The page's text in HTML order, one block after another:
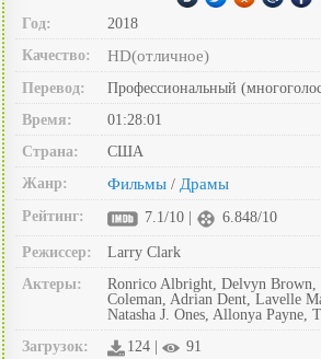
Год:
2018
Качество:
HD(отличное)
Перевод:
Профессиональный
Время:
01:28:01
Страна:
США
Жанр:
Фильмы / Драмы
Рейтинг: 7.1/10 | 6.848/10
Режиссер:
Larry Clark
Актеры:
Ronrico Albright, Delvyn Brown,
Coleman, Adrian Dent, Lavelle
Natasha J. Ones, Allonya Payne,
Загрузок:
124 | 91